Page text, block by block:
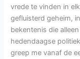
vrede te vinden in
gefluisterd geheim,
bekentenis die
hedendaagse
greep me vanaf de